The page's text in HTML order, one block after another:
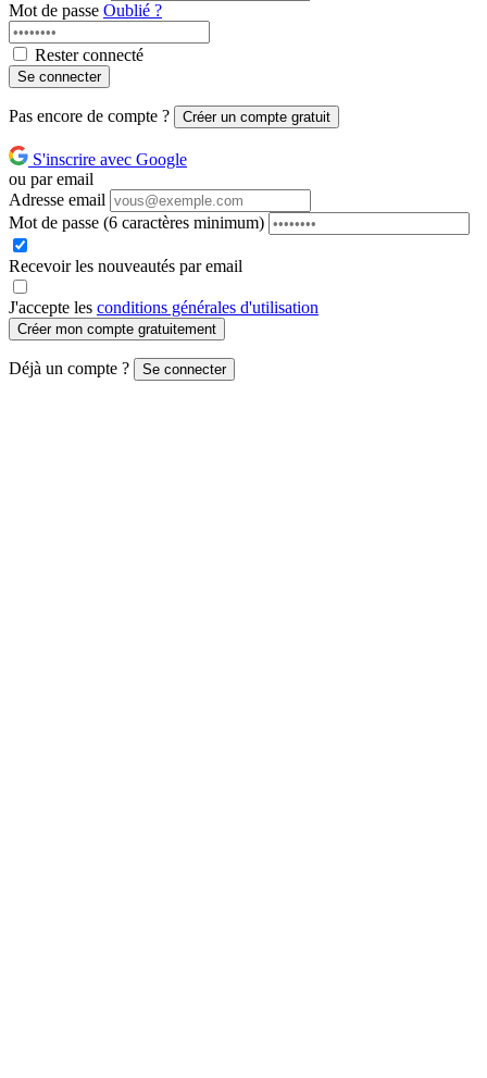
Mot de passe Oublié ?
Rester connecté
Se connecter
Pas encore de compte ? Créer un compte gratuit
S'inscrire avec Google
ou par email
Adresse email
Mot de passe (6 caractères minimum)
Recevoir les nouveautés par email
J'accepte les conditions générales d'utilisation
Créer mon compte gratuitement
Déjà un compte ? Se connecter